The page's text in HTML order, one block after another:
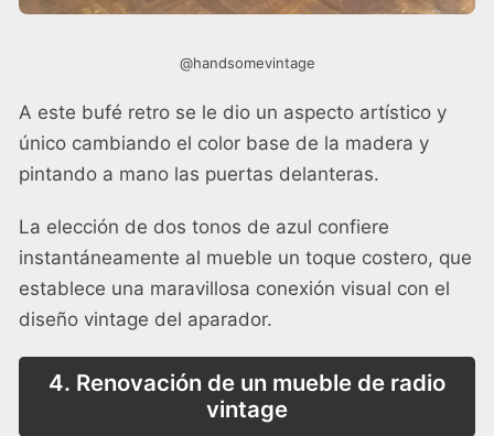
@handsomevintage
A este bufé retro se le dio un aspecto artístico y
único cambiando el color base de la madera y
pintando a mano las puertas delanteras.
La elección de dos tonos de azul confiere
instantáneamente al mueble un toque costero, que
establece una maravillosa conexión visual con el
diseño vintage del aparador.
4. Renovación de un mueble de radio
vintage